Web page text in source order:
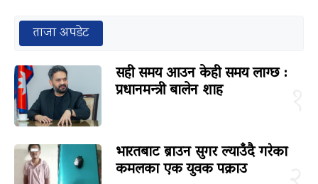
ताजा अपडेट
सही समय आउन केही समय लाग्छ :
प्रधानमन्त्री बालेन शाह
भारतबाट ब्राउन सुगर ल्याउँदै गरेका
कमलका एक युवक पक्राउ